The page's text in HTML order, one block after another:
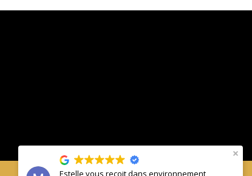
Estelle vous reçoit dans environnement